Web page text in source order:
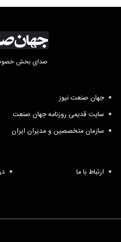
صدای بخش
جهان صنعت نیوز
سایت قدیمی روزنامه جهان صنعت
سازمان متخصصین و مدیران ایران
ارتباط با ما